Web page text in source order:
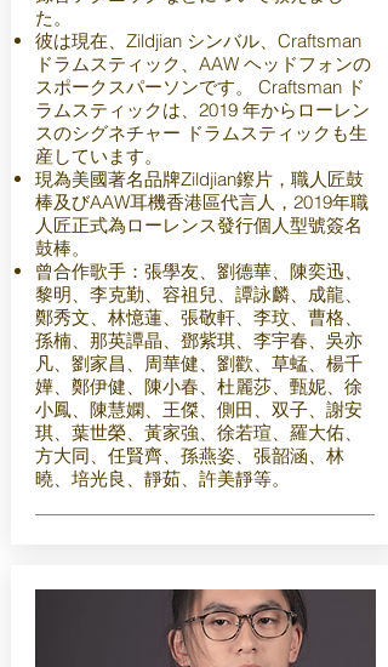
た。
彼は現在、Zildjian シンバル、Craftsman
ドラムスティック、AAW ヘッドフォンの
スポークスパーソンです。 Craftsman ド
ラムスティックは、2019 年からローレン
スのシグネチャー ドラムスティックも生
産しています。
現為美國著名品牌Zildjian鑔片，職人匠鼓
棒及びAAW耳機香港區代言人，2019年職
人匠正式為ローレンス發行個人型號簽名
鼓棒。
曾合作歌手：張學友、劉德華、陳奕迅、
黎明、李克勤、容祖兒、譚詠麟、成龍、
鄭秀文、林憶蓮、張敬軒、李玟、曹格、
孫楠、那英譚晶、鄧紫琪、李宇春、吳亦
凡、劉家昌、周華健、劉歡、草蜢、楊千
嬅、鄭伊健、陳小春、杜麗莎、甄妮、徐
小鳳、陳慧嫻、王傑、側田、双子、謝安
琪、葉世榮、黃家強、徐若瑄、羅大佑、
方大同、任賢齊、孫燕姿、張韶涵、林
曉、培光良、靜茹、許美靜等。